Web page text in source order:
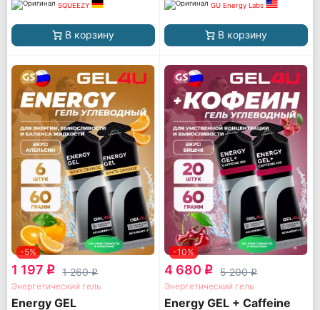
SQUEEZY
В корзину
GU Energy Labs
В корзину
-5%
1 197 q 1 260q
Энергетический гель
Energy GEL
-10%
4 680 q 5 200q
Энергетический гель
Energy GEL + Caffeine